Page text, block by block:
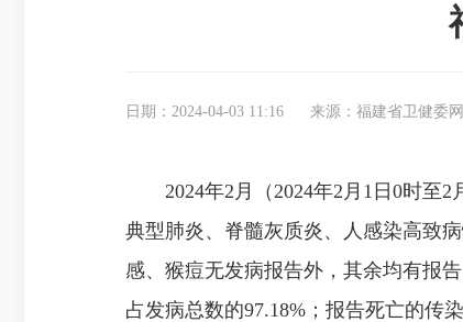
日期：2024-04-03 11:16 来源：福建省卫健委
2024年2月（2024年2月1日0时至2
典型肺炎、脊髓灰质炎、人感染高致
感、猴痘无发病报告外，其余均有报
占发病总数的97.18%；报告死亡的传